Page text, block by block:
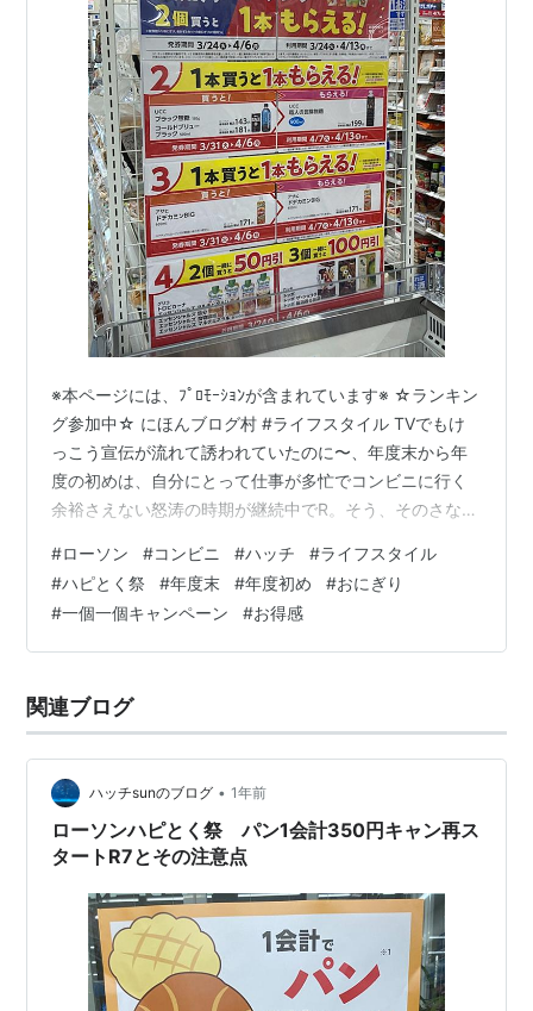
※本ページには、ﾌﾟﾛﾓｰｼｮﾝが含まれています※ ☆ランキン
グ参加中☆ にほんブログ村 #ライフスタイル TVでもけ
っこう宣伝が流れて誘われていたのに〜、年度末から年
度の初めは、自分にとって仕事が多忙でコンビニに行く
余裕さえない怒涛の時期が継続中でR。そう、そのさな
回シリーズリンク hatch51.com っていうか、掲示画像の
キャンペーンはもう終わりかけ、4月6日までやーん、エ
ーン、お得チャンス逃したようで、泣くしかない。で
も、よーく、ハピとく祭の中身を見てみると、以前と比
ー。 前回リンク…
#ローソン #コンビニ #ハッチ #ライフスタイル
#ハピとく祭 #年度末 #年度初め #おにぎり
#一個一個キャンペーン #お得感
関連ブログ
ハッチsunのブログ • 1年前
ローソンハピとく祭 パン1会計350円キャン再ス
タートR7とその注意点